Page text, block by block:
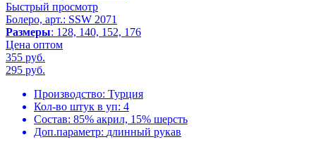
Быстрый просмотр
Болеро, арт.: SSW 2071
Размеры: 128, 140, 152, 176
Цена оптом
355 руб.
295 руб.
Производство: Турция
Кол-во штук в уп: 4
Состав: 85% акрил, 15% шерсть
Доп.параметр: длинный рукав